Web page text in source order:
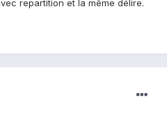
repartition et la même délire.